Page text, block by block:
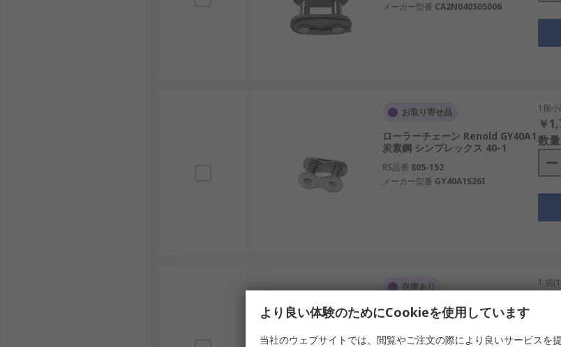
メーカー型番 CA2N040S05006
お取り寄せ品
ローラーチェーン Renold GY40A1
炭素鋼 シンプレックス 40-1
RS品番 805-152
メーカー型番 GY40A1S26I
1個小
￥
数量
在庫あり
ローラーチェーンリンク Sedis
DELTA スチール スプリングクリッ
プ 10B-1
1 袋
より良い体験のためにCookieを使用しています
当社のウェブサイトでは、閲覧やご注文の際により良いサービスを